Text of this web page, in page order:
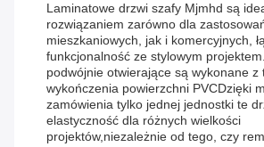
Laminatowe drzwi szafy Mjmhd są
rozwiązaniem zarówno dla
mieszkaniowych, jak i komercyjnych,
funkcjonalność ze stylowym
podwójnie otwierające są wykonane z
wykończenia powierzchni PVCDzięki
zamówienia tylko jednej jednostki te
elastyczność dla różnych wielkości
projektów,niezależnie od tego, czy